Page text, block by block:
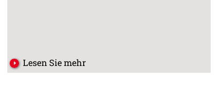
Lesen Sie mehr